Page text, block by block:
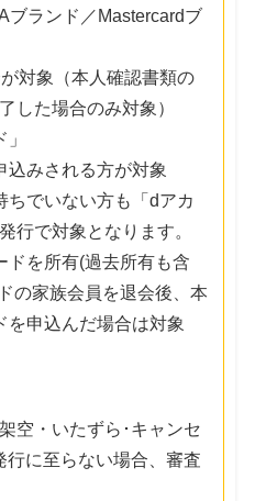
ブランド／Mastercardブ
対象（本人確認書類の
した場合のみ対象）
みされる方が対象
でいない方も「dアカ
行で対象となります。
を所有(過去所有も含
の家族会員を退会後、本
を申込んだ場合は対象
空・いたずら･キャンセ
行に至らない場合、審査